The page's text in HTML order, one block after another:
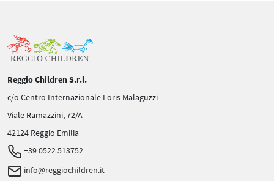
Reggio Children S.r.l.
c/o Centro Internazionale Loris Malaguzzi
Viale Ramazzini, 72/A
42124 Reggio Emilia
+39 0522 513752
info@reggiochildren.it